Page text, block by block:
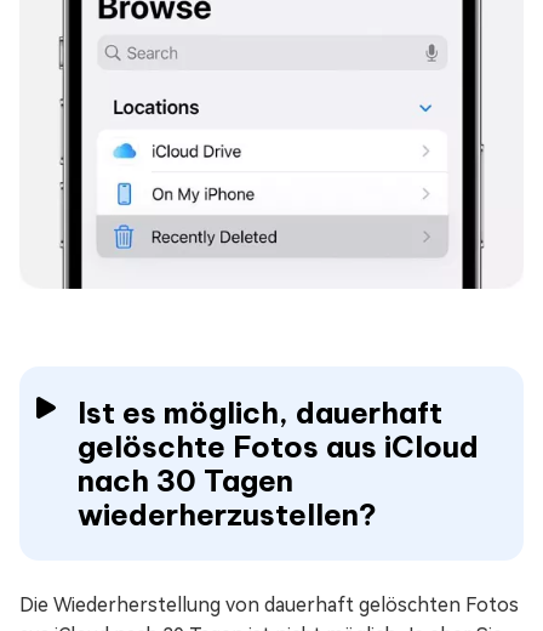
Ist es möglich, dauerhaft
gelöschte Fotos aus iCloud
nach 30 Tagen
wiederherzustellen?
Die Wiederherstellung von dauerhaft gelöschten Fotos